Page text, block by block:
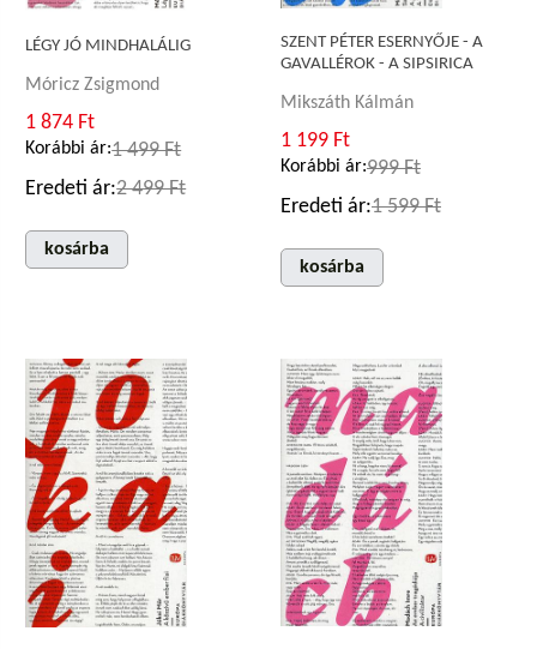
LÉGY JÓ MINDHALÁLIG
Móricz Zsigmond
1 874 Ft
Korábbi ár:1 499 Ft
Eredeti ár:2 499 Ft
kosárba
SZENT PÉTER ESERNYŐJE - A
GAVALLÉROK - A SIPSIRICA
Mikszáth Kálmán
1 199 Ft
Korábbi ár:999 Ft
Eredeti ár:1 599 Ft
kosárba